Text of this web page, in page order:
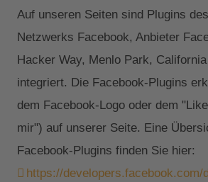
Auf unseren Seiten sind Plugins
Netzwerks Facebook, Anbieter
Hacker Way, Menlo Park,
integriert. Die Facebook-Plugins
dem Facebook-Logo oder dem
mir") auf unserer Seite. Eine
Facebook-Plugins finden Sie hier:
https://developers.facebook.com/